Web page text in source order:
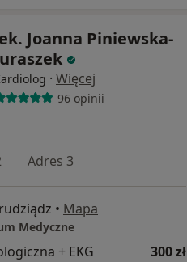
Joanna Piniewska-
· Więcej
96 opinii
Adres 3
• Mapa
Medyczne
+ EKG 300 zł